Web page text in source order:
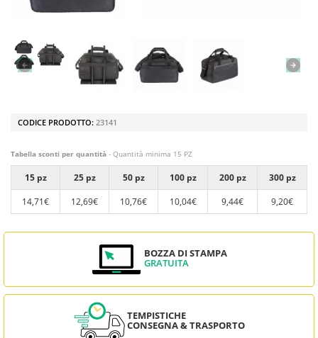
CODICE PRODOTTO: 23141
Tabella sconti per quantità - Quantità minima 15 PZ
15 pz 25 pz 50 pz 100 pz 200 pz
300 pz
14,71€
12,69€ 10,76€ 10,04€ 9,44€ 9,20€
BOZZA DI STAMPA
GRATUITA
TEMPISTICHE
CONSEGNA & TRASPORTO